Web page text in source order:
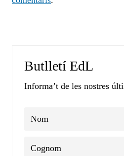
Butlletí EdL
Informa’t de les nostres